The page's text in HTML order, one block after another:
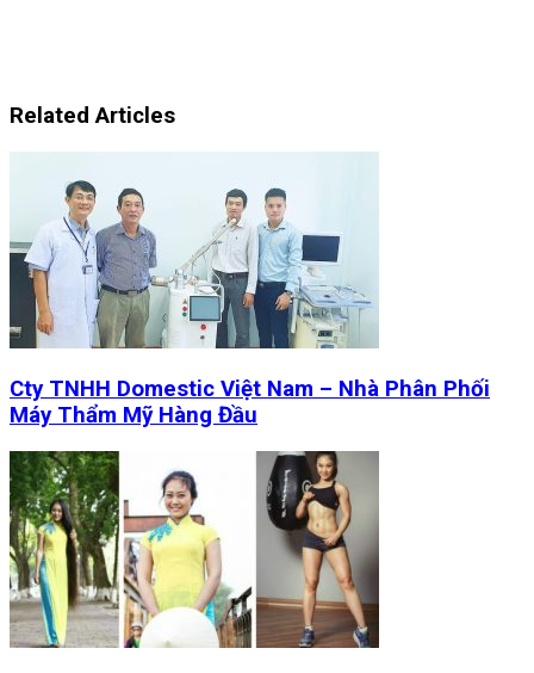
Related Articles
Cty TNHH Domestic Việt Nam – Nhà Phân Phối
Máy Thẩm Mỹ Hàng Đầu